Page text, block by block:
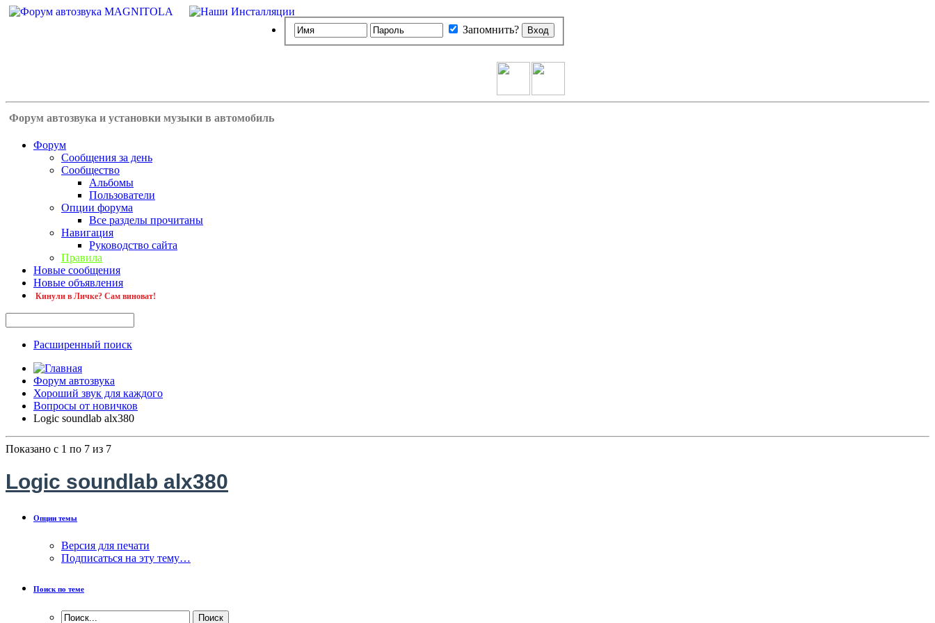
Запомнить?
Форум автозвука и установки музыки в автомобиль
Форум
Сообщения за день
Сообщество
Альбомы
Пользователи
Опции форума
Все разделы прочитаны
Навигация
Руководство сайта
Правила
Новые сообщения
Новые объявления
Кинули в Личке? Сам виноват!
Расширенный поиск
Форум автозвука
Хороший звук для каждого
Вопросы от новичков
Logic soundlab alx380
Показано с 1 по 7 из 7
Logic soundlab alx380
Опции темы
Версия для печати
Подписаться на эту тему…
Поиск по теме